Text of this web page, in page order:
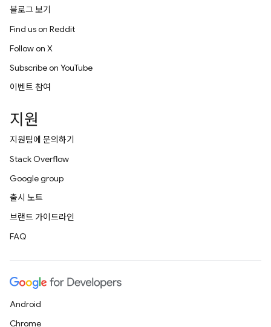
블로그 보기
Find us on Reddit
Follow on X
Subscribe on YouTube
이벤트 참여
지원
지원팀에 문의하기
Stack Overflow
Google group
출시 노트
브랜드 가이드라인
FAQ
Android
Chrome